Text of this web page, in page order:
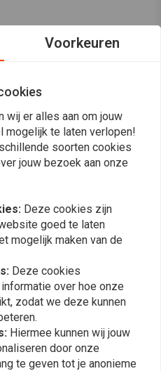
blijven?
Voorkeuren
wij er alles aan om jouw
mogelijk te laten verlopen!
soorten cookies
jouw bezoek aan onze
Deze cookies zijn
goed te laten
mogelijk maken van de
Deze cookies
over hoe onze
zodat we deze kunnen
Hiermee kunnen wij jouw
door onze
te geven tot je anonieme